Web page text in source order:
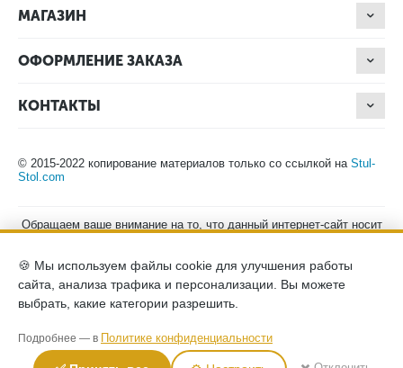
МАГАЗИН
ОФОРМЛЕНИЕ ЗАКАЗА
КОНТАКТЫ
© 2015-2022 копирование материалов только со ссылкой на Stul-
Stol.com
Обращаем ваше внимание на то, что данный интернет-сайт носит
положениями Статьи 437 (2) Гражданского кодекса Российской
Федерации. Для получения подробной информации о наличии и
стоимости указанных товаров, пожалуйста, обращайтесь к
менеджерам компании по телефону.
Политика конфиденциальности
данных согласие на обработку персональных данных
🍪 Мы используем файлы cookie для улучшения работы
сайта, анализа трафика и персонализации. Вы можете
выбрать, какие категории разрешить.
Подробнее — в Политике конфиденциальности